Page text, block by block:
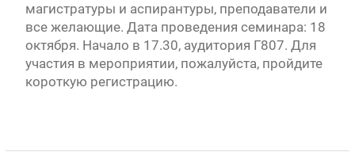
магистратуры и аспирантуры, преподаватели и
все желающие. Дата проведения семинара: 18
октября. Начало в 17.30, аудитория Г807. Для
участия в мероприятии, пожалуйста, пройдите
короткую регистрацию.